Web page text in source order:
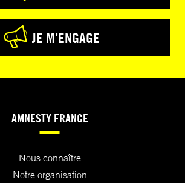
JE M’ENGAGE
AMNESTY FRANCE
Nous connaître
Notre organisation